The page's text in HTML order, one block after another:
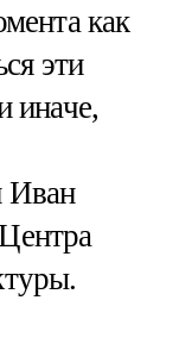
как
эти
иначе,
Иван